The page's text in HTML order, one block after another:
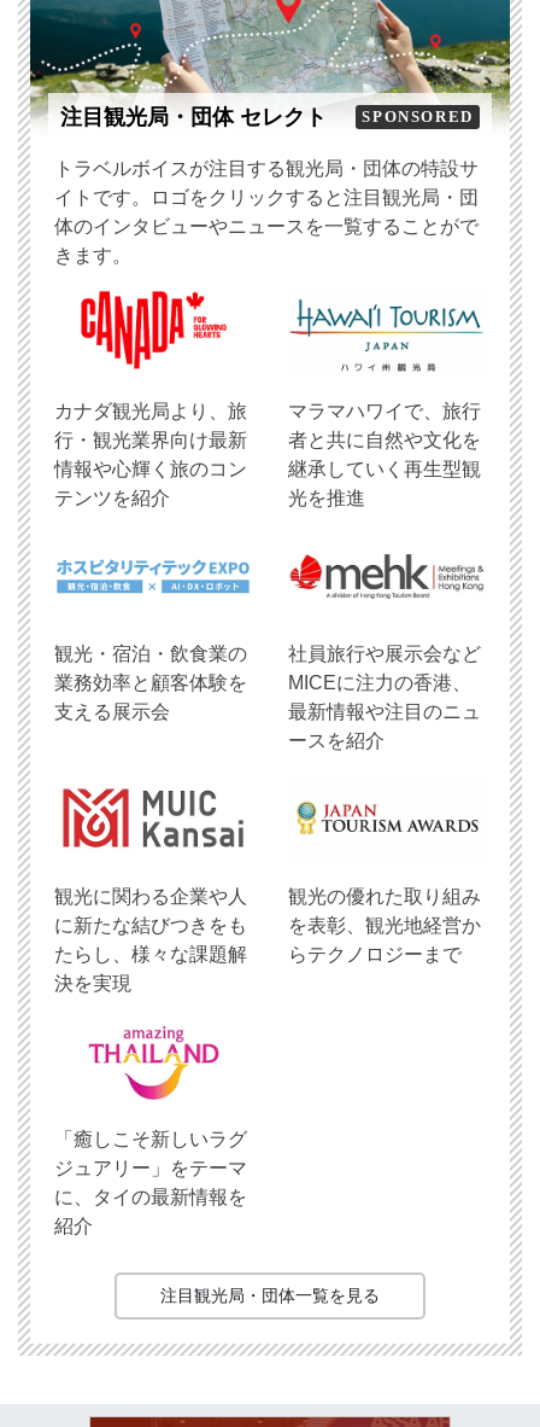
注目観光局・団体 セレクト SPONSORED
トラベルボイスが注目する観光局・団体の特設サ
イトです。ロゴをクリックすると注目観光局・団
体のインタビューやニュースを一覧することがで
きます。
​カナダ観光局より、旅
行・観光業界向け最新
情報や心輝く旅のコン
テンツを紹介
マラマハワイで、旅行
者と共に自然や文化を
継承していく再生型観
光を推進
観光・宿泊・飲食業の
業務効率と顧客体験を
支える展示会
社員旅行や展示会など
MICEに注力の香港、
最新情報や注目のニュ
ースを紹介
観光に関わる企業や人
に新たな結びつきをも
たらし、様々な課題解
決を実現
観光の優れた取り組み
を表彰、観光地経営か
らテクノロジーまで
「癒しこそ新しいラグ
ジュアリー」をテーマ
に、タイの最新情報を
紹介
注目観光局・団体一覧を見る